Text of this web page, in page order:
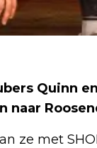
Quinn
naar
ze met